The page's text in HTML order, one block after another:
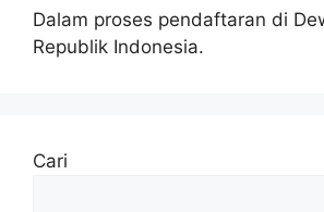
Dalam proses pendaftaran di
Republik Indonesia.
Cari